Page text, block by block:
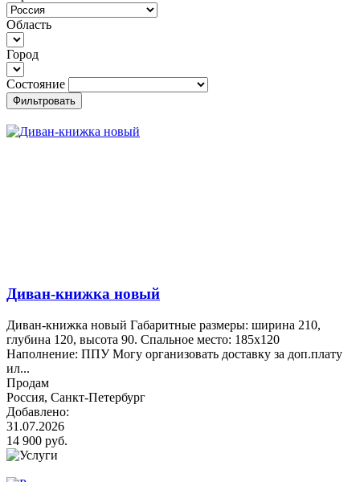
Область
Город
Состояние
Фильтровать
Диван-книжка новый
Диван-книжка новый Габаритные размеры: ширина 210,
глубина 120, высота 90. Спальное место: 185х120
Наполнение: ППУ Могу организовать доставку за доп.плату
ил...
Продам
Россия, Санкт-Петербург
Добавлено:
31.07.2026
14 900 руб.